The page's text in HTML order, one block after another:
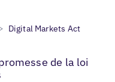
> Digital Markets Act
de la loi